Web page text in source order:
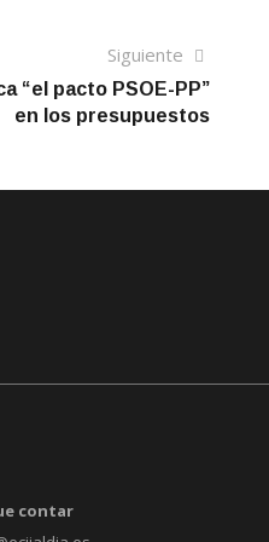
Siguiente
artículo
“el pacto PSOE-PP”
en los presupuestos
contar